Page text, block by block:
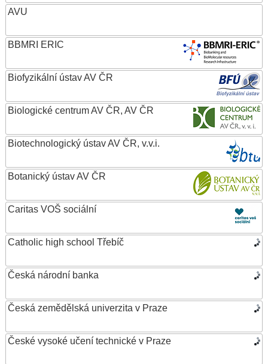
AVU
BBMRI ERIC
Biofyzikální ústav AV ČR
Biologické centrum AV ČR, AV ČR
Biotechnologický ústav AV ČR, v.v.i.
Botanický ústav AV ČR
Caritas VOŠ sociální
Catholic high school Třebíč
Česká národní banka
Česká zemědělská univerzita v Praze
České vysoké učení technické v Praze